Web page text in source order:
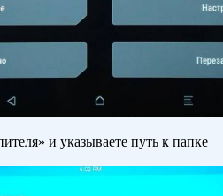
и указываете путь к папке